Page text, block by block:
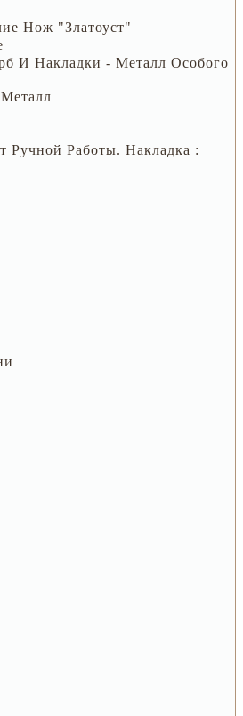
Нож "Златоуст"
И Накладки - Металл Особого
Ручной Работы. Накладка :